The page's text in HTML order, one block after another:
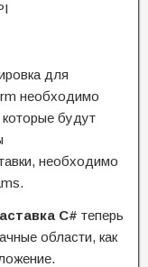
для
необходимо
будут
необходимо
C# теперь
области, как